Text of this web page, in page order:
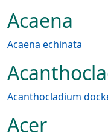
Acaena
Acaena echinata
Acanthocladium
Acer